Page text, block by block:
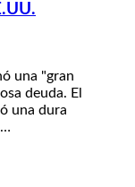
una "gran
deuda. El
una dura